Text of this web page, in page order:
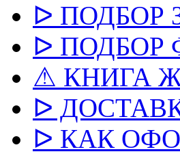
ᐅ ПОДБОР
ᐅ ПОДБОР
⚠ КНИГА
ᐅ
ᐅ КАК